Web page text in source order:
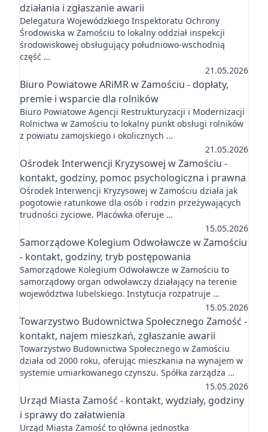
działania i zgłaszanie awarii
Delegatura Wojewódzkiego Inspektoratu Ochrony
Środowiska w Zamościu to lokalny oddział inspekcji
środowiskowej obsługujący południowo-wschodnią
część …
21.05.2026
Biuro Powiatowe ARiMR w Zamościu - dopłaty,
premie i wsparcie dla rolników
Biuro Powiatowe Agencji Restrukturyzacji i Modernizacji
Rolnictwa w Zamościu to lokalny punkt obsługi rolników
z powiatu zamojskiego i okolicznych …
21.05.2026
Ośrodek Interwencji Kryzysowej w Zamościu -
kontakt, godziny, pomoc psychologiczna i prawna
Ośrodek Interwencji Kryzysowej w Zamościu działa jak
pogotowie ratunkowe dla osób i rodzin przeżywających
trudności życiowe. Placówka oferuje …
15.05.2026
Samorządowe Kolegium Odwoławcze w Zamościu
- kontakt, godziny, tryb postępowania
Samorządowe Kolegium Odwoławcze w Zamościu to
samorządowy organ odwoławczy działający na terenie
województwa lubelskiego. Instytucja rozpatruje …
15.05.2026
Towarzystwo Budownictwa Społecznego Zamość -
kontakt, najem mieszkań, zgłaszanie awarii
Towarzystwo Budownictwa Społecznego w Zamościu
działa od 2000 roku, oferując mieszkania na wynajem w
systemie umiarkowanego czynszu. Spółka zarządza …
15.05.2026
Urząd Miasta Zamość - kontakt, wydziały, godziny
i sprawy do załatwienia
Urząd Miasta Zamość to główna jednostka